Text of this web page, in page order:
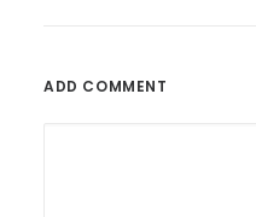
ADD COMMENT